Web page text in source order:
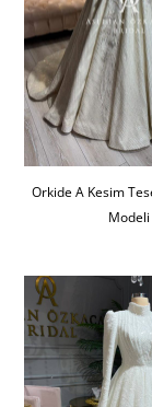
Orkide A Kesim
Modeli